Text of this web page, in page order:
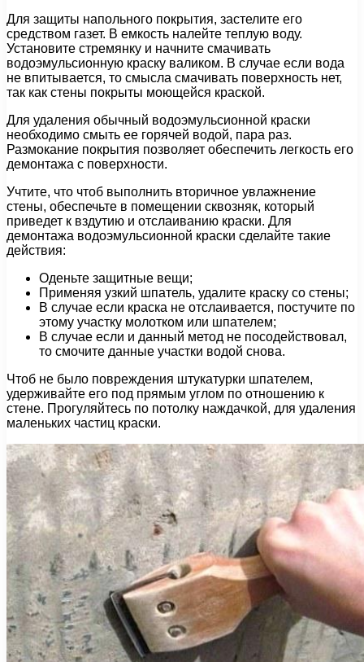
Для защиты напольного покрытия, застелите его
средством газет. В емкость налейте теплую воду.
Установите стремянку и начните смачивать
водоэмульсионную краску валиком. В случае если вода
не впитывается, то смысла смачивать поверхность нет,
так как стены покрыты моющейся краской.
Для удаления обычный водоэмульсионной краски
необходимо смыть ее горячей водой, пара раз.
Размокание покрытия позволяет обеспечить легкость его
демонтажа с поверхности.
Учтите, что чтоб выполнить вторичное увлажнение
стены, обеспечьте в помещении сквозняк, который
приведет к вздутию и отслаиванию краски. Для
демонтажа водоэмульсионной краски сделайте такие
действия:
Оденьте защитные вещи;
Применяя узкий шпатель, удалите краску со стены;
В случае если краска не отслаивается, постучите по
этому участку молотком или шпателем;
В случае если и данный метод не посодействовал,
то смочите данные участки водой снова.
Чтоб не было повреждения штукатурки шпателем,
удерживайте его под прямым углом по отношению к
стене. Прогуляйтесь по потолку наждачкой, для удаления
маленьких частиц краски.